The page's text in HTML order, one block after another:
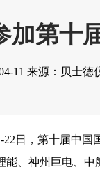
加第十
11 来源：贝士德
日，第十届中国
能、神州巨电、中